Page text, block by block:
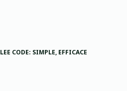
LEE CODE: SIMPLE, EFFICACE